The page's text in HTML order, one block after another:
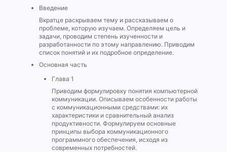
Введение
Вкратце раскрываем тему и рассказываем о
проблеме, которую изучаем. Определяем цель и
задачи, проводим степень изученности и
разработанности по этому направлению. Приводим
список понятий и их подробное определение.
Основная часть
Глава 1
Приводим формулировку понятия компьютерной
коммуникации. Описываем особенности работы
с коммуникационными средствами: их
характеристики и сравнительный анализ
продуктивности. Формулируем основные
принципы выбора коммуникационного
программного обеспечения, исходя из
современных потребностей.